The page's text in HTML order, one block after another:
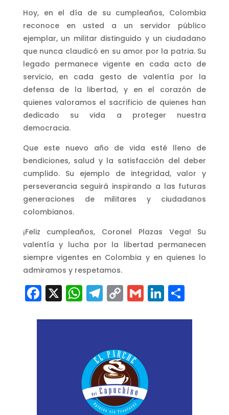
Hoy, en el día de su cumpleaños, Colombia
reconoce en usted a un servidor público
ejemplar, un militar distinguido y un ciudadano
que nunca claudicó en su amor por la patria. Su
legado permanece vigente en cada acto de
servicio, en cada gesto de valentía por la
defensa de la libertad, y en el corazón de
quienes valoramos el sacrificio de quienes han
dedicado su vida a proteger nuestra
democracia.
Que este nuevo año de vida esté lleno de
bendiciones, salud y la satisfacción del deber
cumplido. Su ejemplo de integridad, valor y
perseverancia seguirá inspirando a las futuras
generaciones de militares y ciudadanos
colombianos.
¡Feliz cumpleaños, Coronel Plazas Vega! Su
valentía y lucha por la libertad permanecen
siempre vigentes en Colombia y en quienes lo
admiramos y respetamos.
Facebook
X WhatsApp
Telegram
Copy
Link
Gmail